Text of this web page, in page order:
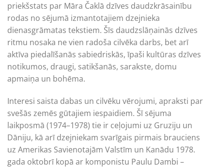
priekšstats par Māra Čaklā dzīves daudzkrāsainību
rodas no sējumā izmantotajiem dzejnieka
dienasgrāmatas tekstiem. Šīs daudzslāņainās dzīves
ritmu nosaka ne vien radoša cilvēka darbs, bet arī
aktīva piedalīšanās sabiedriskās, īpaši kultūras dzīves
notikumos, draugi, satikšanās, sarakste, domu
apmaiņa un bohēma.
Interesi saista dabas un cilvēku vērojumi, apraksti par
svešās zemēs gūtajiem iespaidiem. Šī sējuma
laikposmā (1974–1978) tie ir ceļojumi uz Gruziju un
Dāniju, kā arī dzejniekam svarīgais pirmais brauciens
uz Amerikas Savienotajām Valstīm un Kanādu 1978.
gada oktobrī kopā ar komponistu Paulu Dambi –